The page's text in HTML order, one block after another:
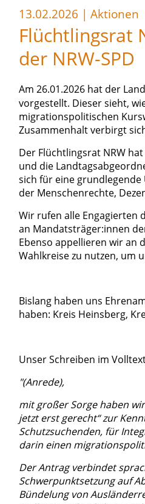
13.02.2026 | Aktionen
Flüchtlingsrat
der NRW-SPD
Am 26.01.2026 hat der
vorgestellt. Dieser sieht,
migrationspolitischen
Zusammenhalt verbirgt
Der Flüchtlingsrat NRW
und die
sich für eine
der Menschenrechte,
Wir rufen alle Engagierten
an Mandatsträger:innen
Ebenso appellieren wir an
Wahlkreise zu nutzen, um
Bislang haben uns
haben: Kreis Heinsberg,
Unser Schreiben im
"(Anrede),
mit großer Sorge haben
jetzt erst gerecht“ zur
Schutzsuchenden, für
darin einen
Der Antrag verbindet
Schwerpunktsetzung auf
Bündelung von